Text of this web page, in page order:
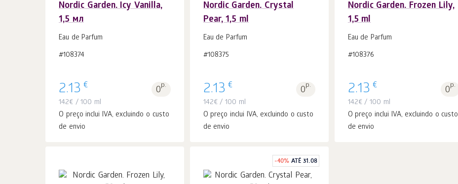
Nordic Garden. Icy Vanilla,
1,5 мл
Eau de Parfum
#108374
2.13 € 0p.
142€ / 100 ml
O preço inclui IVA, excluindo o custo
de envio
Nordic Garden. Crystal
Pear, 1,5 ml
Eau de Parfum
#108375
2.13 € 0p.
142€/ 100 ml
O preço inclui IVA, excluindo o custo
de envio
Nordic Garden. Frozen Lily,
1,5 ml
Eau de Parfum
#108376
2.13 € 0p.
142€/ 100 ml
O preço inclui IVA, excluindo o custo
de envio
-40% ATÉ 31.08